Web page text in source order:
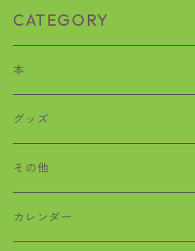
CATEGORY
本
歴史
沖縄戦
絵本
グッズ
おばぁタイムス
ワラビー
その他
カレンダー